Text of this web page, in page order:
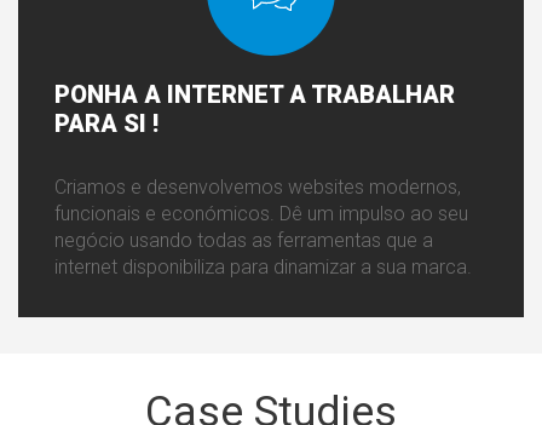
PONHA A INTERNET A TRABALHAR
PARA SI !
Criamos e desenvolvemos websites modernos,
funcionais e económicos. Dê um impulso ao seu
negócio usando todas as ferramentas que a
internet disponibiliza para dinamizar a sua marca.
Case Studies